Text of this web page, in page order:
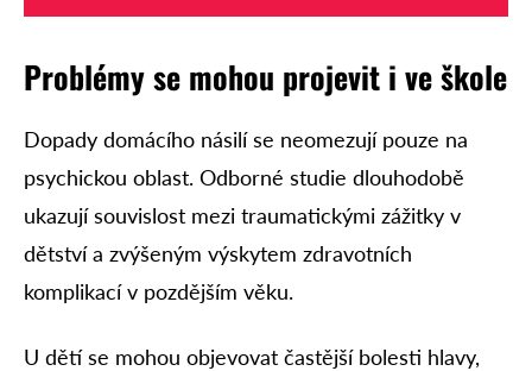
Problémy se mohou projevit i ve škole
Dopady domácího násilí se neomezují pouze na
psychickou oblast. Odborné studie dlouhodobě
ukazují souvislost mezi traumatickými zážitky v
dětství a zvýšeným výskytem zdravotních
komplikací v pozdějším věku.
U dětí se mohou objevovat častější bolesti hlavy,